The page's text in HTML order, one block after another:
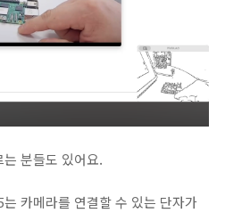
분들도 있어요.
카메라를 연결할 수 있는 단자가